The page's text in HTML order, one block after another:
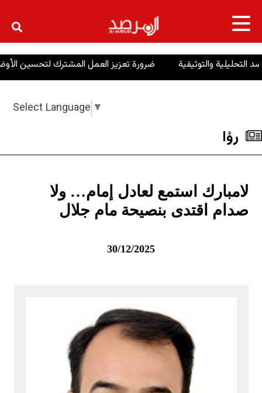
× ضرورة تعزيز العمل المشترك لتحسين الأوضاع في
Select Language ▼
رؤا
لامبارك استمع لعادل إمام… ولا
صدام اقتدى بنصيحة مام جلال
30/12/2025